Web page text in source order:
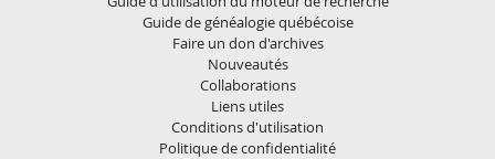
Guide de généalogie québécoise
Faire un don d'archives
Nouveautés
Collaborations
Liens utiles
Conditions d'utilisation
Politique de confidentialité